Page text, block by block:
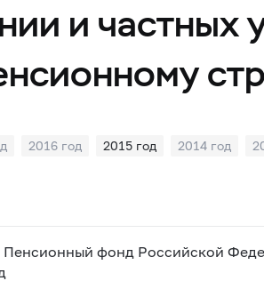
и частных
2016 год 2015 год 2014 год
Пенсионный фонд Российской